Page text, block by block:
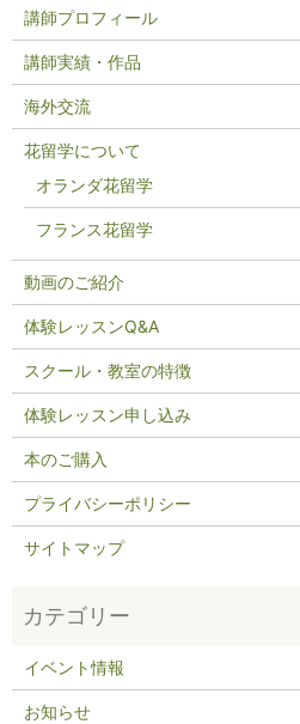
講師プロフィール
講師実績・作品
海外交流
花留学について
オランダ花留学
フランス花留学
動画のご紹介
体験レッスンQ&A
スクール・教室の特徴
体験レッスン申し込み
本のご購入
プライバシーポリシー
サイトマップ
イベント情報
お知らせ